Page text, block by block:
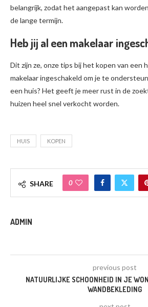
belangrijk, zodat het aangepast kan
de lange termijn.
Heb jij al een makelaar
Dit zijn ze, onze tips bij het kopen van een
makelaar ingeschakeld om je te
een huis? Het geeft je meer rust in de
huizen heel snel verkocht worden.
HUIS KOPEN
SHARE 0
ADMIN
previous post
NATUURLIJKE SCHOONHEID IN JE
WANDBEKLEDING